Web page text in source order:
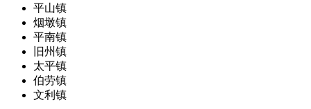
平山镇
烟墩镇
平南镇
旧州镇
太平镇
伯劳镇
文利镇